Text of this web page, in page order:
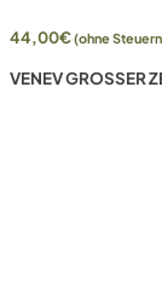
44,00€(ohne
VENEV GROSSER